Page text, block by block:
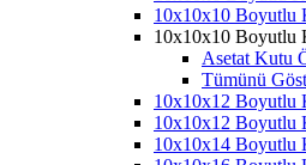
10x10x10 Boyutlu
10x10x10 Boyutlu
Asetat Kutu
Tümünü
10x10x12 Boyutlu
10x10x12 Boyutlu
10x10x14 Boyutlu